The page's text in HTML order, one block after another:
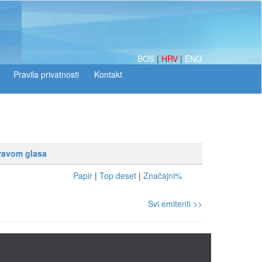
BOS | HRV | ENG
glasa
Papir | Top deset | Značajni%
Svi emitenti >>